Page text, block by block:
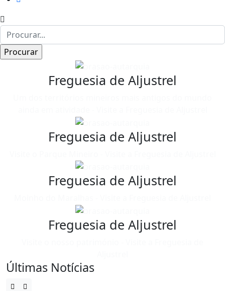
Freguesia de Aljustrel
Freguesia de Aljustrel
Freguesia de Aljustrel
Freguesia de Aljustrel
Últimas Notícias